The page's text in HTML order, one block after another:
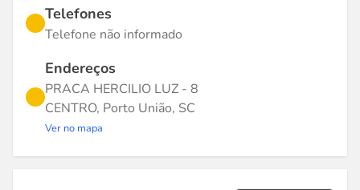
Telefones
Telefone não informado
Endereços
PRACA HERCILIO LUZ - 8
CENTRO, Porto União, SC
Ver no mapa